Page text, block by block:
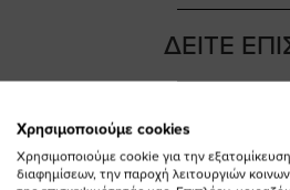
ΔΕΙΤΕ
Χρησιμοποιούμε cookies
Χρησιμοποιούμε cookie για την
διαφημίσεων, την παροχή λειτουργιών